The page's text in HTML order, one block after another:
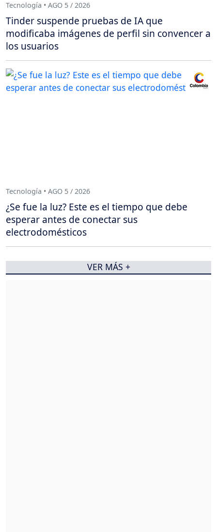
Tecnología • AGO 5 / 2026
Tinder suspende pruebas de IA que
modificaba imágenes de perfil sin convencer a
los usuarios
Tecnología • AGO 5 / 2026
¿Se fue la luz? Este es el tiempo que debe
esperar antes de conectar sus
electrodomésticos
VER MÁS +